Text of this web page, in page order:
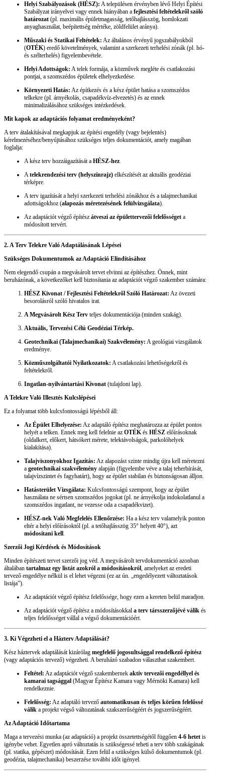
Helyi Szabályozások (HÉSZ): A településen érvényben lévő Helyi Építési
Szabályzat irányelvei vagy ennek hiányában a fejlesztési feltételekről szóló
határozat (pl. maximális épületmagasság, tetőhajlásszög, homlokzati
anyaghasználat, beépítettség mértéke, zöldfelület aránya).
Műszaki és Statikai Feltételek: Az általános érvényű jogszabályokból
(OTÉK) eredő követelmények, valamint a szerkezeti terhelési zónák (pl. hó-
és szélterhelés) figyelembevétele.
Helyi Adottságok: A telek formája, a közművek megléte és csatlakozási
pontjai, a szomszédos épületek elhelyezkedése.
Környezeti Hatás: Az építkezés és a kész épület hatása a szomszédos
telkekre (pl. árnyékolás, csapadékvíz-elvezetés) és az ennek
minimalizálásához szükséges intézkedések.
Mit kapok az adaptációs folyamat eredményeként?
A terv átalakításával megkapjuk az építési engedély (vagy bejelentés)
kérelmezéséhez/benyújtásához szükséges teljes dokumentációt, amely magában
foglalja:
A kész terv hozzáigazítását a HÉSZ-hez.
Atelekrendezési terv (helyszínrajz) elkészítését az aktuális geodéziai
térképre.
A terv igazítását a helyi szerkezeti terhelési zónákhoz és a talajmechanikai
adottságokhoz (alapozás méretezésének felülvizsgálata).
Az adaptációt végző építész átveszi az épülettervezői felelősséget a
módosított tervért.
2. A Terv Telekre Való Adaptálásának Lépései
Szükséges Dokumentumok az Adaptáció Elindításához
Nem elegendő csupán a megvásárolt tervet elvinni az építészhez. Önnek, mint
beruházónak, a következőket kell biztosítania az adaptációt végző szakember számára:
HÉSZ Kivonat / Fejlesztési Feltételekről Szóló Határozat: Az övezeti
besorolásról szóló hivatalos irat.
A Megvásárolt Kész Terv teljes dokumentációja (minden szakág).
Aktuális, Tervezési Célú Geodéziai Térkép.
Geotechnikai (Talajmechanikai) Szakvélemény: A geológiai vizsgálatok
eredménye.
Közműszolgáltatói Nyilatkozatok: A csatlakozási lehetőségekről és
feltételekről.
Ingatlan-nyilvántartási Kivonat (tulajdoni lap).
A Telekre Való Illesztés Kulcslépései
Ez a folyamat több kulcsfontosságú lépésből áll:
Az Épület Elhelyezése: Az adaptáló építész meghatározza az épület pontos
helyét a telken. Ennek meg kell felelnie az OTÉKés HÉSZ előírásoknak
(oldalkert, előkert, hátsókert mérete, telektávolságok, parkolóhelyek
kialakítása).
Talajviszonyokhoz Igazítás: Az alapozást szinte mindig újra kell méretezni
a geotechnikai szakvélemény alapján (figyelembe véve a talaj teherbírását,
talajvízszintet és fagyhatárt), hogy az épület stabilan és biztonságosan álljon.
Hatásterület Vizsgálata: Kulcsfontosságú szempont, hogy az épület
használata ne sértsen szomszédos jogokat (pl. ne árnyékolja indokolatlanul a
szomszédos ingatlant, ne vezesse oda a csapadékvizet).
HÉSZ-nek Való Megfelelés Ellenőrzése: Ha a kész terv valamelyik ponton
eltér a helyi előírásoktól (pl. a tetőhajlásszög 35° helyett 40°), azt
módosítani kell.
Szerzői Jogi Kérdések és Módosítások
Minden építészeti tervet szerzői jog véd. A megvásárolt tervdokumentáció azonban
általában tartalmaz egy listát azokról a módosításokról, amelyeket az eredeti
tervező engedélye nélkül is el lehet végezni (ez az ún. „engedélyezett változtatások
listája”).
Az adaptációt végző építész felelőssége, hogy ezen a kereten belül maradjon.
Az adaptációt végző építész a módosításokkal a terv társszerzőjévé válik és
teljes felelősséget vállal a végső dokumentációért.
3. Ki Végezheti el a Házterv Adaptálását?
Kész háztervek adaptálását kizárólag megfelelő jogosultsággal rendelkező építész
(vagy adaptációs tervező) végezheti. A beruházó szabadon választhat szakembert.
Feltétel: Az adaptációt végző szakembernek aktív tervezői engedéllyel és
kamarai tagsággal (Magyar Építész Kamara vagy Mérnöki Kamara) kell
rendelkeznie.
Felelősség: Az adaptáló tervező automatikusan és teljes körűen felelőssé
válik a projekt végső változatának szakszerűségéért és jogszerűségéért.
Az Adaptáció Időtartama
Maga a tervezési munka (az adaptáció) a projekt összetettségétől függően 4-6 hetet is
igénybe vehet. Egyetlen apró változtatás is szükségessé teheti a terv több szakágának
(pl. statika, gépészet) módosítását. Ezen felül a szükséges külső dokumentumok (pl.
geodézia, talajmechanika) beszerzése további időt igényel.